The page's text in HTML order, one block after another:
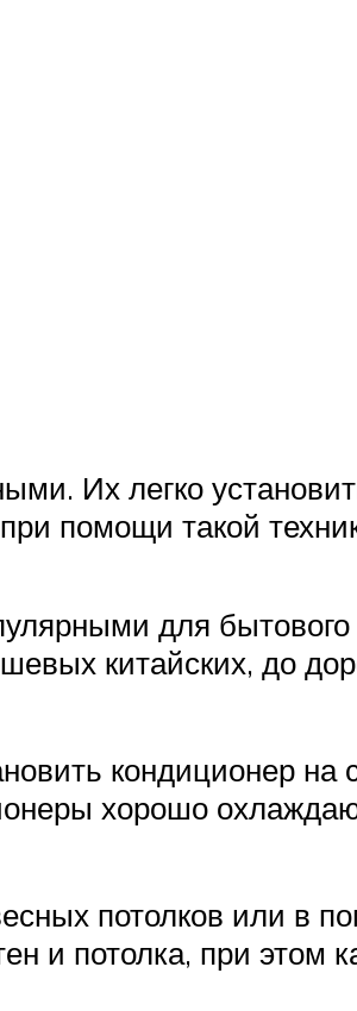
Их легко
помощи такой
для бытового
китайских, до
кондиционер на
хорошо
потолков или в
и потолка, при этом